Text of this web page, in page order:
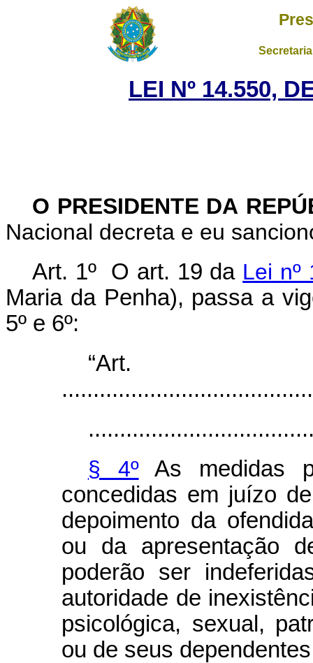
LEI Nº 14.550,
O PRESIDENTE DA
Nacional decreta e eu
Art. 1º O art. 19 da Lei nº
Maria da Penha), passa a
5º e 6º:
§ 4ºAs medidas
concedidas em juízo
depoimento da
ou da apresentação
poderão ser
autoridade de
psicológica, sexual,
ou de seus